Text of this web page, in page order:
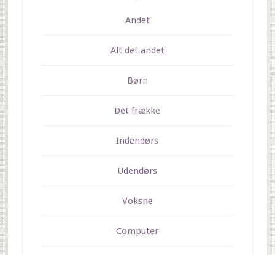
Andet
Alt det andet
Børn
Det frække
Indendørs
Udendørs
Voksne
Computer